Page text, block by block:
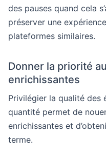
des pauses quand cela
préserver une
plateformes similaires.
Donner la priorité
enrichissantes
Privilégier la qualité des
quantité permet de
enrichissantes et
terme.